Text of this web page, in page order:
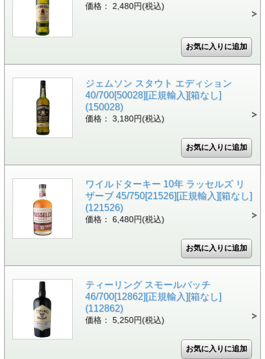
価格： 2,480円(税込)
ジェムソン スタウト エディション
40/700[50028][正規輸入][箱なし]
(150028)
価格： 3,180円(税込)
ワイルドターキー 10年 ラッセルズ リ
ザーブ 45/750[21526][正規輸入][箱なし]
(121526)
価格： 6,480円(税込)
ティーリング スモールバッチ
46/700[12862][正規輸入][箱なし]
(112862)
価格： 5,250円(税込)